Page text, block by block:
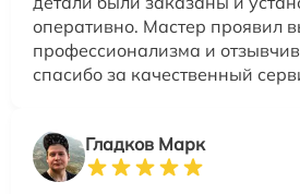
оперативно. Мастер проявил
профессионализма и
спасибо за качественный
Гладков Марк